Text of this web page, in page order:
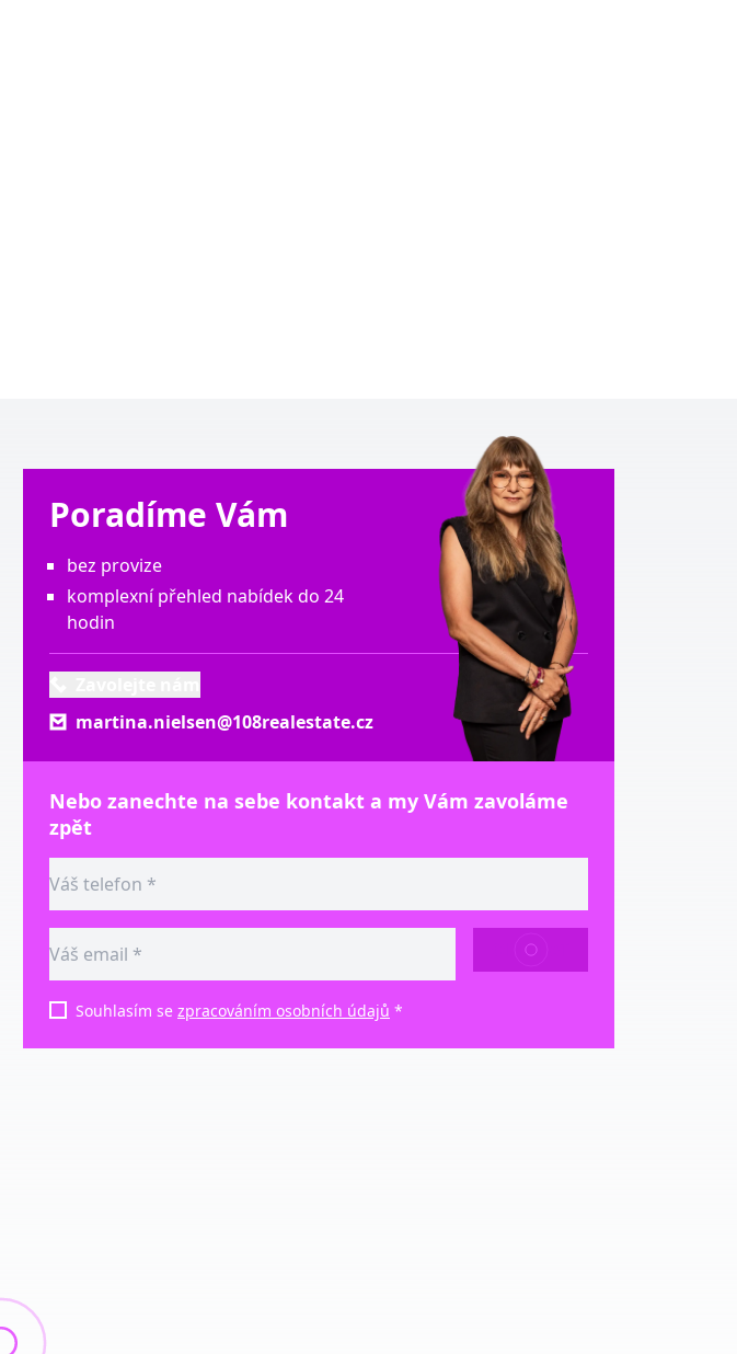
Poradíme Vám
bez provize
komplexní přehled nabídek do 24
hodin
martina.nielsen@108realestate.cz
Nebo zanechte na sebe kontakt a my Vám zavoláme
zpět
ODESLAT
Souhlasím se zpracováním osobních údajů *